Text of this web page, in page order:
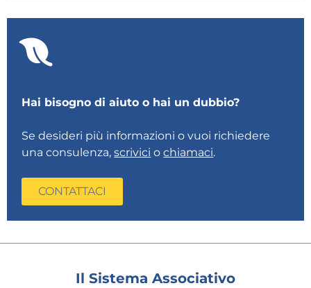
Hai bisogno di aiuto o hai un dubbio?
Se desideri più informazioni o vuoi richiedere
una consulenza,scrivici ochiamaci.
CONTATTACI
Il Sistema Associativo